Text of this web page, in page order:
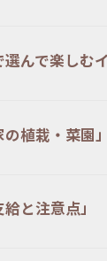
んで楽しむ
植栽・菜園」
と注意点」